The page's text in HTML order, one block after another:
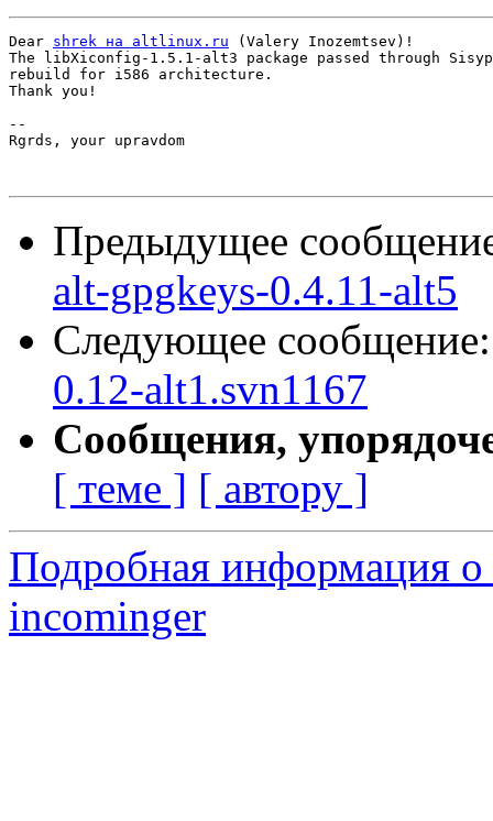
Dear shrek на altlinux.ru (Valery Inozemtsev)!
The libXiconfig-1.5.1-alt3 package passed through
rebuild for i586 architecture.
Thank you!
--
Rgrds, your upravdom
Предыдущее
alt-gpgkeys-0.4.11-alt5
Следующее
0.12-alt1.svn1167
Сообщения,
[ теме ] [ автору ]
Подробная информация о
incominger